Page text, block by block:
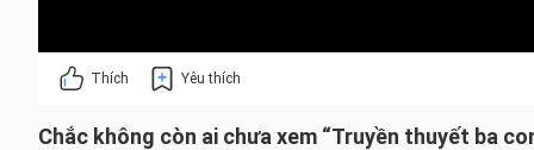
Thích Yêu thích
Chắc không còn ai chưa xem “Truyền thuyết ba